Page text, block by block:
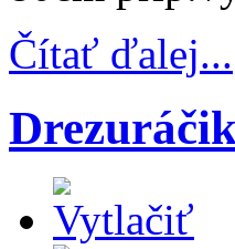
Čítať ďalej...